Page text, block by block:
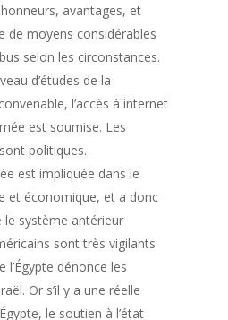
avantages, et
de moyens considérables
selon les circonstances.
d’études de la
l’accès à internet
est soumise. Les
politiques.
est impliquée dans le
et économique, et a donc
le système antérieur
sont très vigilants
l’Égypte dénonce les
Or s’il y a une réelle
le soutien à l’état